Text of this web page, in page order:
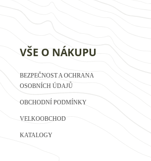
VŠE O NÁKUPU
BEZPEČNOST A OCHRANA
OSOBNÍCH ÚDAJŮ
OBCHODNÍ PODMÍNKY
VELKOOBCHOD
KATALOGY